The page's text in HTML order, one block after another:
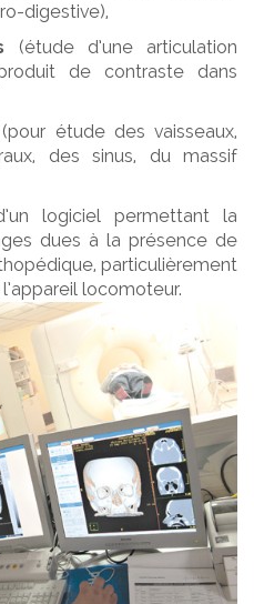
digestive),
(étude d’une articulation
de contraste dans
(pour étude des vaisseaux,
des sinus, du massif
logiciel permettant la
dues à la présence de
particulièrement
locomoteur.